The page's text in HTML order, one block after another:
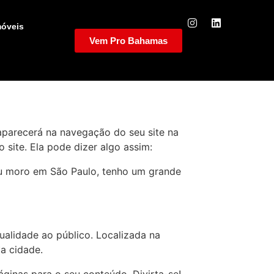
Vem Pro Bahamas
na navegação do seu site na
site. Ela pode dizer algo assim:
em São Paulo, tenho um grande
ao público. Localizada na
cidade.